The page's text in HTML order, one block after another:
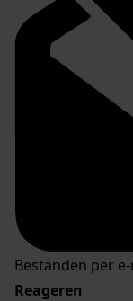
Bestanden per
Reageren